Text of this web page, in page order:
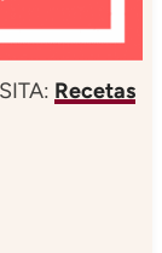
Recetas